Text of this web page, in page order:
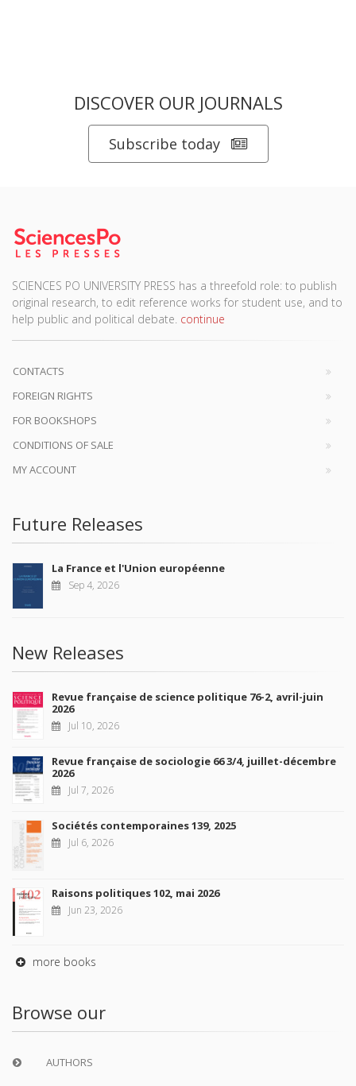
DISCOVER OUR JOURNALS
Subscribe today
SCIENCES PO UNIVERSITY PRESS has a threefold role: to publish
original research, to edit reference works for student use, and to
help public and political debate. continue
CONTACTS
FOREIGN RIGHTS
FOR BOOKSHOPS
CONDITIONS OF SALE
MY ACCOUNT
Future Releases
La France et l'Union européenne
Sep 4, 2026
New Releases
Revue française de science politique 76-2, avril-juin
2026
Jul 10, 2026
Revue française de sociologie 66 3/4, juillet-décembre
2026
Jul 7, 2026
Sociétés contemporaines 139, 2025
Jul 6, 2026
Raisons politiques 102, mai 2026
Jun 23, 2026
more books
Browse our
AUTHORS